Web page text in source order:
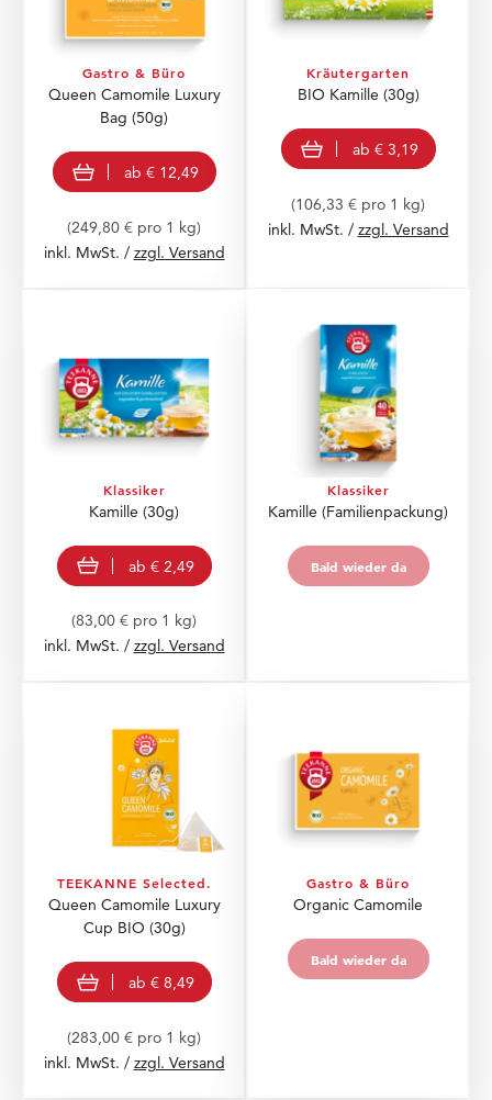
Gastro & Büro
Queen Camomile Luxury
Bag (50g)
view product
ab € 12,49
(249,80 € pro 1 kg)
inkl. MwSt. / zzgl. Versand
Kräutergarten
BIO Kamille (30g)
view product
ab € 3,19
(106,33 € pro 1 kg)
inkl. MwSt. / zzgl. Versand
Klassiker
Kamille (30g)
view product
ab € 2,49
(83,00 € pro 1 kg)
inkl. MwSt. / zzgl. Versand
Klassiker
Kamille (Familienpackung)
Bald wieder da
Bald wieder da
TEEKANNE Selected.
Queen Camomile Luxury
Cup BIO (30g)
view product
ab € 8,49
(283,00 € pro 1 kg)
inkl. MwSt. / zzgl. Versand
Gastro & Büro
Organic Camomile
Bald wieder da
Bald wieder da